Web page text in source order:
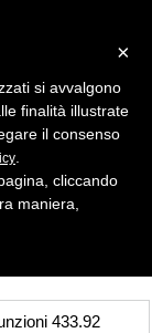
433.92
×
si avvalgono
finalità illustrate
il consenso
cliccando
maniera,